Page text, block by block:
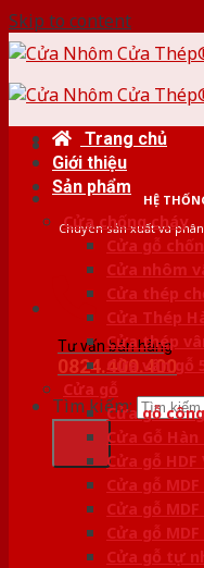
Skip to content
HỆ
Chuyên sản xuất và
Tư vấn bán hàng
0824.400.400
Tìm kiếm:
Trang chủ
Giới thiệu
Sản phẩm
Cửa chống cháy
Cửa gỗ
Cửa nhôm
Cửa thép
Cửa Thép
Cửa thép
Cửa vân gỗ
Cửa gỗ
Cửa gỗ
Cửa Gỗ Hàn
Cửa gỗ HDF
Cửa gỗ
Cửa gỗ
Cửa gỗ MDF
Cửa gỗ tự